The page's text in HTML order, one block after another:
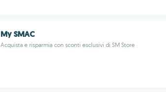
My SMAC
Acquista e risparmia con sconti esclusivi di SM Store